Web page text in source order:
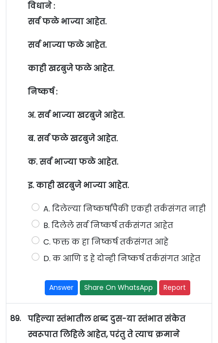
विधाने :
सर्व फळे भाज्या आहेत.
सर्व भाज्या फळे आहेत.
काही खरबुजे फळे आहेत.
निष्कर्ष :
अ. सर्व भाज्या खरबुजे आहेत.
ब. सर्व फळे खरबुजे आहेत.
क. सर्व भाज्या फळे आहेत.
इ. काही खरबुजे भाज्या आहेत.
A. दिलेल्या निष्कर्षांपैकी एकही तर्कसंगत नाही
B. दिलेले सर्व निष्कर्ष तर्कसंगत आहेत
C. फक्त क हा निष्कर्ष तर्कसंगत आहे
D. क आणि ड हे दोन्ही निष्कर्ष तर्कसंगत आहेत
Answer Share On WhatsApp Report
89.
पहिल्या स्तंभातील शब्द दुस-या स्तंभात संकेत
स्वरूपात लिहिले आहेत, परंतु ते त्याच क्रमाने